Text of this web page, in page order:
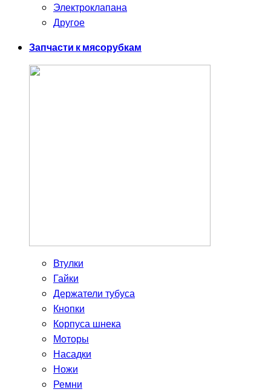
Электроклапана
Другое
Запчасти к мясорубкам
Втулки
Гайки
Держатели тубуса
Кнопки
Корпуса шнека
Моторы
Насадки
Ножи
Ремни